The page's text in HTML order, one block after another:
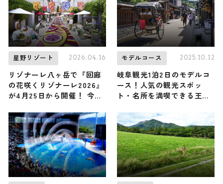
2026」が5/30〜開催
星野リゾート 2026.04.16
リゾナーレ八ヶ岳で『回廊
の花咲くリゾナーレ2026』
が4月25日から開催！ 今年
典・全長160メートルの花
の回廊をご覧あれ｜星野リ
ゾート
モデルコース 2025.10.12
岐阜観光1泊2日のモデルコ
ース！人気の観光スポッ
ト・名所を満喫できる王道